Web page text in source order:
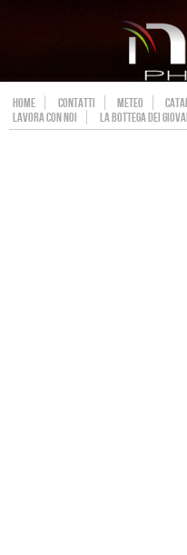
HOME CONTATTI METEO
LAVORA CON NOI
LA BOTTEGA DEI